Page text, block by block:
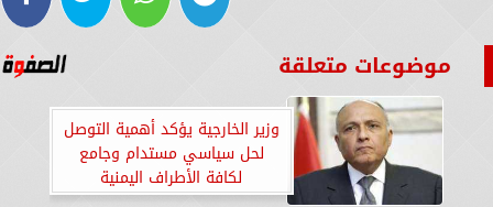
موضوعات متعلقة
وزير الخارجية يؤكد أهمية التوصل
لحل سياسي مستدام وجامع
لكافة الأطراف اليمنية